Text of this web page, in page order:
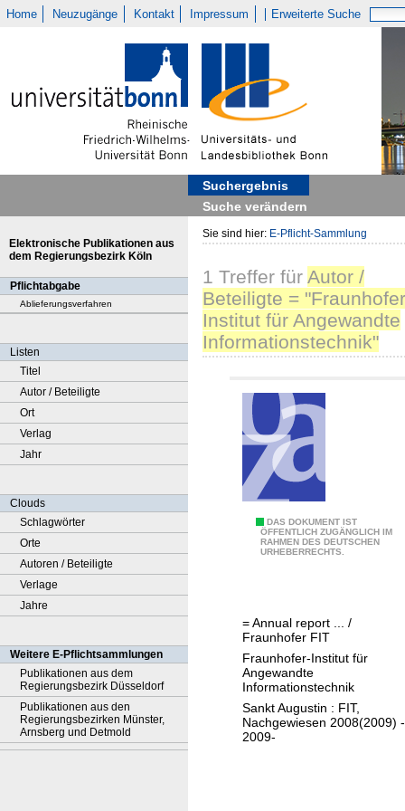
Home Neuzugänge Kontakt Impressum Erweiterte Suche
Suchergebnis
Suche verändern
Elektronische Publikationen aus
dem Regierungsbezirk Köln
Pflichtabgabe
Ablieferungsverfahren
Listen
Titel
Autor / Beteiligte
Ort
Verlag
Jahr
Clouds
Schlagwörter
Orte
Autoren / Beteiligte
Verlage
Jahre
Weitere E-Pflichtsammlungen
Publikationen aus dem
Regierungsbezirk Düsseldorf
Publikationen aus den
Regierungsbezirken Münster,
Arnsberg und Detmold
Sie sind hier: E-Pflicht-Sammlung
1 Treffer für Autor /
Beteiligte =
Institut für Angewandte
Informationstechnik"
DAS DOKUMENT IST
ÖFFENTLICH ZUGÄNGLICH IM
RAHMEN DES DEUTSCHEN
URHEBERRECHTS.
s
b
e
r
i
c
= Annual report ... /
Fraunhofer FIT
Fraunhofer-Institut für
Angewandte
Informationstechnik
Sankt Augustin : FIT,
Nachgewiesen 2008(2009)
2009-